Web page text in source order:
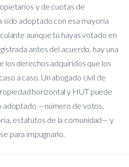
y de cuotas de
sido adoptado con esa mayoría
aunque tú hayas votado en
antes del acuerdo, hay una
los derechos adquiridos que los
a caso. Un abogado civil de
horizontal y HUT puede
adoptado —número de votos,
estatutos de la comunidad— y
para impugnarlo.